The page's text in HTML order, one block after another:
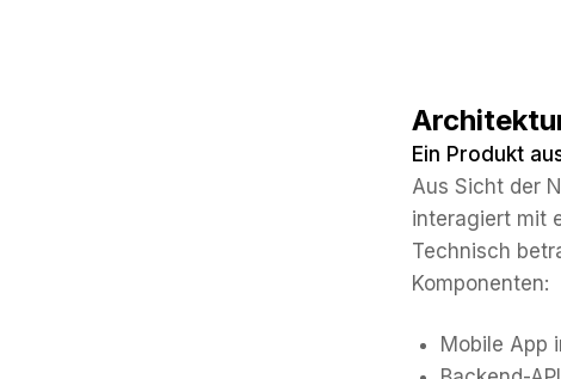
Ein Produkt
Aus Sicht der
interagiert mit
Technisch
Komponenten:
Mobile App